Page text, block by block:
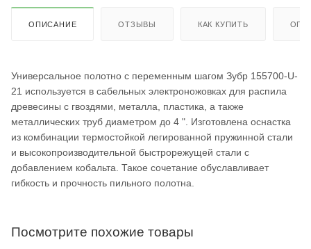
ОПИСАНИЕ ОТЗЫВЫ КАК КУПИТЬ
Универсальное полотно с переменным шагом Зубр 155700-U-
21 используется в сабельных электроножовках для распила
древесины с гвоздями, металла, пластика, а также
металлических труб диаметром до 4 ". Изготовлена оснастка
из комбинации термостойкой легированной пружинной стали
и высокопроизводительной быстрорежущей стали с
добавлением кобальта. Такое сочетание обуславливает
гибкость и прочность пильного полотна.
Посмотрите похожие товары